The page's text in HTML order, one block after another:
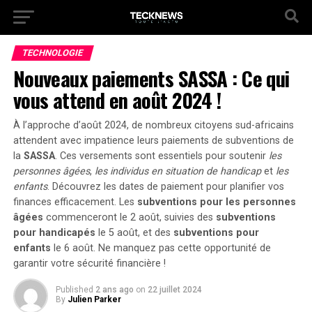
TECHNOLOGIE
Nouveaux paiements SASSA : Ce qui
vous attend en août 2024 !
À l’approche d’août 2024, de nombreux citoyens sud-africains
attendent avec impatience leurs paiements de subventions de
la SASSA. Ces versements sont essentiels pour soutenir les
personnes âgées, les individus en situation de handicapet les
enfants. Découvrez les dates de paiement pour planifier vos
finances efficacement. Les subventions pour les personnes
âgées commenceront le 2 août, suivies des subventions
pour handicapés le 5 août, et des subventions pour
enfants le 6 août. Ne manquez pas cette opportunité de
garantir votre sécurité financière !
Published 2 ans ago on 22 juillet 2024
By Julien Parker